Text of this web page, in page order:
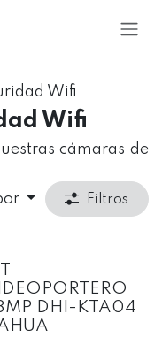
Wifi
Wifi
cámaras de
Filtros
DHI-KTA04